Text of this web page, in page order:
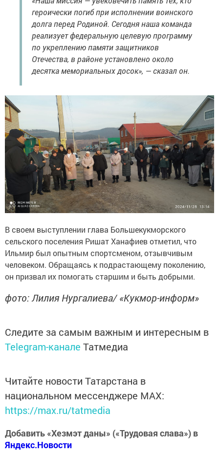
героически погиб при исполнении воинского
долга перед Родиной. Сегодня наша команда
реализует федеральную целевую программу
по укреплению памяти защитников
Отечества, в районе установлено около
десятка мемориальных досок», — сказал он.
В своем выступлении глава Большекукморского
сельского поселения Ришат Ханафиев отметил, что
Ильмир был опытным спортсменом, отзывчивым
человеком. Обращаясь к подрастающему поколению,
он призвал их помогать старшим и быть добрыми.
фото: Лилия Нургалиева/ «Кукмор-информ»
Следите за самым важным и интересным в
Telegram-канале Татмедиа
Читайте новости Татарстана в
национальном мессенджере MАХ:
https://max.ru/tatmedia
Добавить «Хезмэт даны» («Трудовая слава») в
Яндекс.Новости